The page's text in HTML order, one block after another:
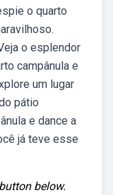
o quarto
o esplendor
campânula e
um lugar
pátio
e dance a
já teve esse
below.